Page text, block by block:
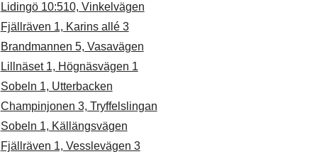
Lidingö 10:510, Vinkelvägen
Fjällräven 1, Karins allé 3
Brandmannen 5, Vasavägen
Lillnäset 1, Högnäsvägen 1
Sobeln 1, Utterbacken
Champinjonen 3, Tryffelslingan
Sobeln 1, Källängsvägen
Fjällräven 1, Vesslevägen 3